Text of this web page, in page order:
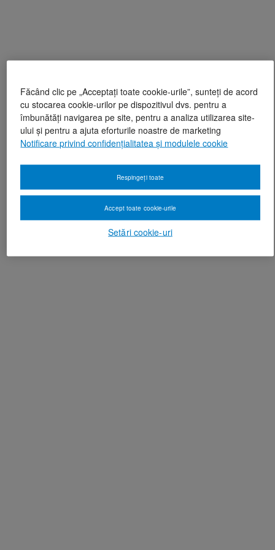
Făcând clic pe „Acceptați toate cookie-urile”, sunteți de acord
cu stocarea cookie-urilor pe dispozitivul dvs. pentru a
îmbunătăți navigarea pe site, pentru a analiza utilizarea site-
ului și pentru a ajuta eforturile noastre de marketing
Notificare privind confidențialitatea și modulele cookie
Setări cookie-uri
Respingeți toate
Accept toate cookie-urile